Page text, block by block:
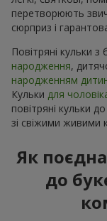
перетворюють
сюрприз і
Повітряні кульки
народження,
народженням
Кульки для
повітряні кульки
зі свіжими живими
Як
до